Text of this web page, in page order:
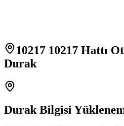
10217 10217 Hattı
Durak
Durak Bilgisi